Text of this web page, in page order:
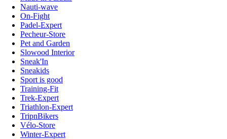
Nauti-wave
On-Fight
Padel-Expert
Pecheur-Store
Pet and Garden
Slowood Interior
Sneak'In
Sneakids
Sport is good
Training-Fit
Trek-Expert
Triathlon-Expert
TripnBikers
Vélo-Store
Winter-Expert